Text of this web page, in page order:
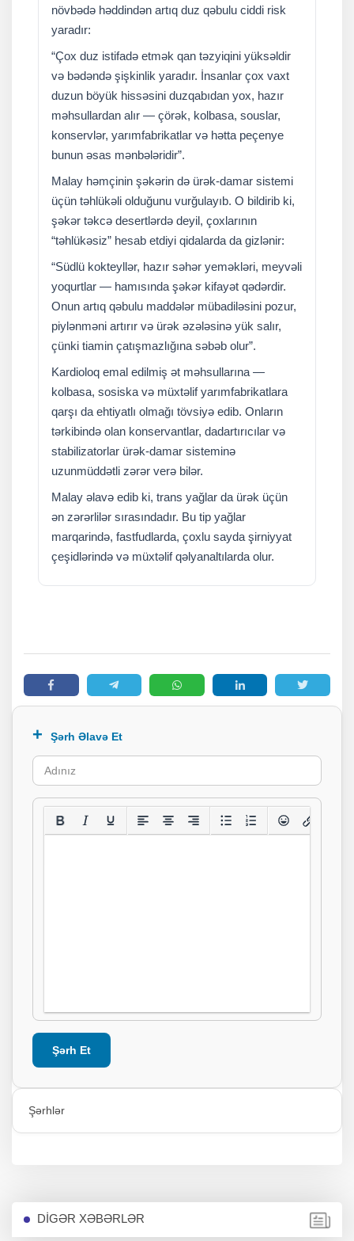
növbədə həddindən artıq duz qəbulu ciddi risk
yaradır:
“Çox duz istifadə etmək qan təzyiqini yüksəldir
və bədəndə şişkinlik yaradır. İnsanlar çox vaxt
duzun böyük hissəsini duzqabıdan yox, hazır
məhsullardan alır — çörək, kolbasa, souslar,
konservlər, yarımfabrikatlar və hətta peçenye
bunun əsas mənbələridir”.
Malay həmçinin şəkərin də ürək-damar sistemi
üçün təhlükəli olduğunu vurğulayıb. O bildirib ki,
şəkər təkcə desertlərdə deyil, çoxlarının
“təhlükəsiz” hesab etdiyi qidalarda da gizlənir:
“Südlü kokteyllər, hazır səhər yeməkləri, meyvəli
yoqurtlar — hamısında şəkər kifayət qədərdir.
Onun artıq qəbulu maddələr mübadiləsini pozur,
piylənməni artırır və ürək əzələsinə yük salır,
çünki tiamin çatışmazlığına səbəb olur”.
Kardioloq emal edilmiş ət məhsullarına —
kolbasa, sosiska və müxtəlif yarımfabrikatlara
qarşı da ehtiyatlı olmağı tövsiyə edib. Onların
tərkibində olan konservantlar, dadartırıcılar və
stabilizatorlar ürək-damar sisteminə
uzunmüddətli zərər verə bilər.
Malay əlavə edib ki, trans yağlar da ürək üçün
ən zərərlilər sırasındadır. Bu tip yağlar
marqarində, fastfudlarda, çoxlu sayda şirniyyat
çeşidlərində və müxtəlif qəlyanaltılarda olur.
Şərh Əlavə Et
Şərh Et
Şərhlər
DİGƏR XƏBƏRLƏR